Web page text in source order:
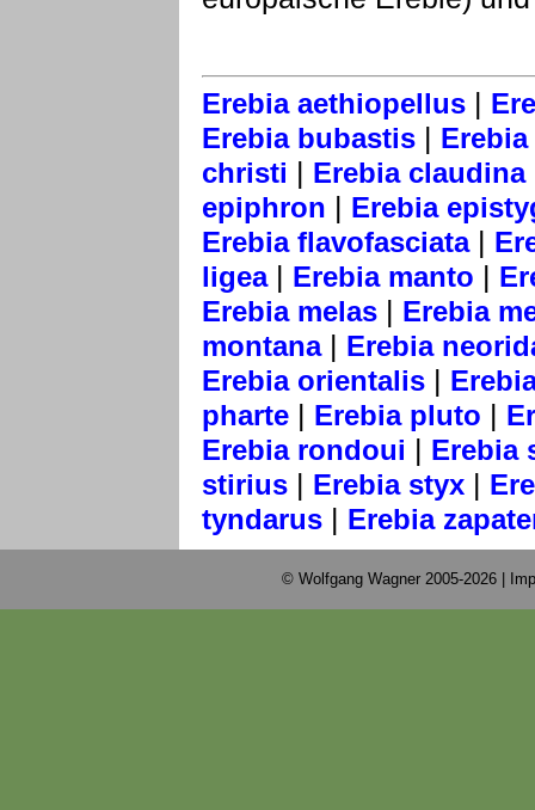
Erebia aethiopellus |
Erebia bubastis |
christi | Erebia claudina
epiphron | Erebia
Erebia flavofasciata|
ligea| Erebia manto |
Erebia melas | Erebia
montana| Erebia
Erebia orientalis |
pharte | Erebia pluto |
Erebia rondoui | Erebia
stirius | Erebia styx |
tyndarus | Erebia
© Wolfgang Wagner 2005-2026 |